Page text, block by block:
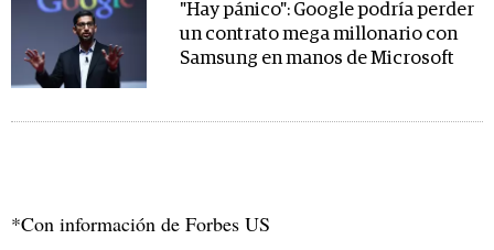
"Hay pánico": Google podría perder
un contrato mega millonario con
Samsung en manos de Microsoft
*Con información de Forbes US